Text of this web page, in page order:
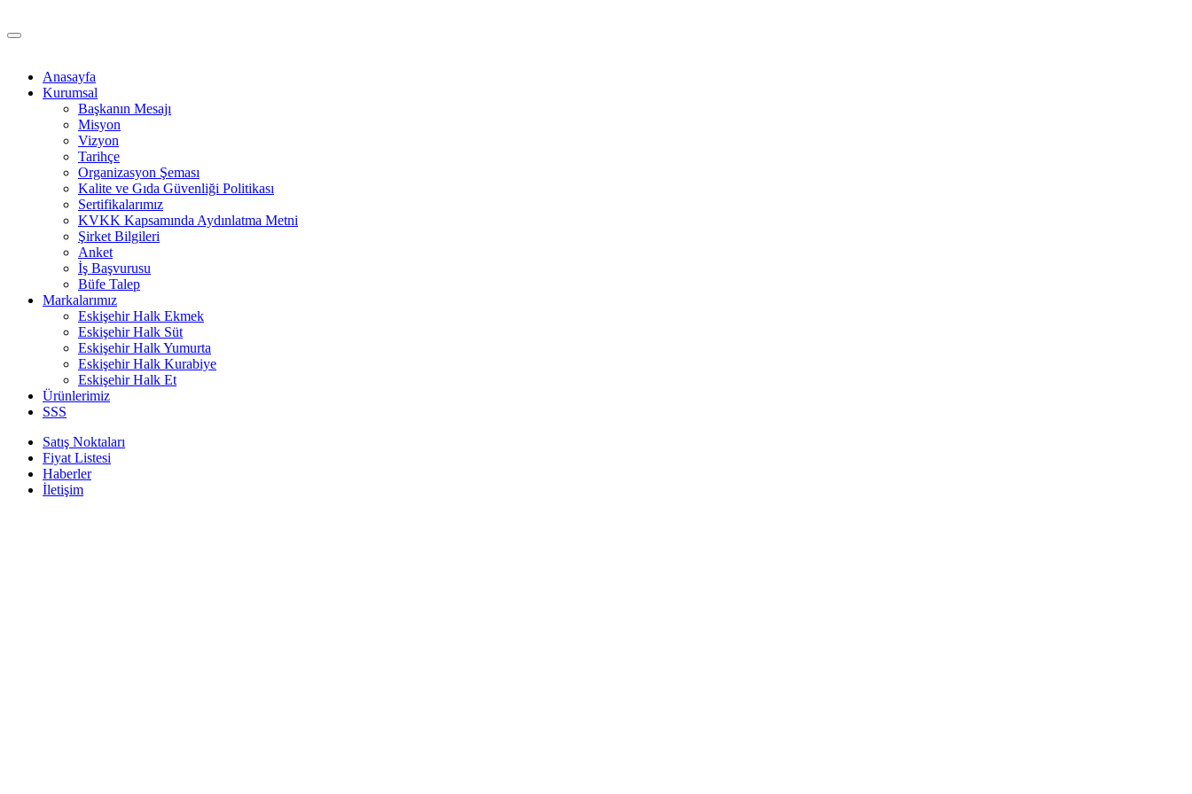
Anasayfa
Kurumsal
Başkanın Mesajı
Misyon
Vizyon
Tarihçe
Organizasyon Şeması
Kalite ve Gıda Güvenliği Politikası
Sertifikalarımız
KVKK Kapsamında Aydınlatma Metni
Şirket Bilgileri
Anket
İş Başvurusu
Büfe Talep
Markalarımız
Eskişehir Halk Ekmek
Eskişehir Halk Süt
Eskişehir Halk Yumurta
Eskişehir Halk Kurabiye
Eskişehir Halk Et
Ürünlerimiz
SSS
Satış Noktaları
Fiyat Listesi
Haberler
İletişim